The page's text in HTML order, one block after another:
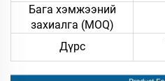
Бага хэмжээний
захиалга (MOQ)
Дүрс